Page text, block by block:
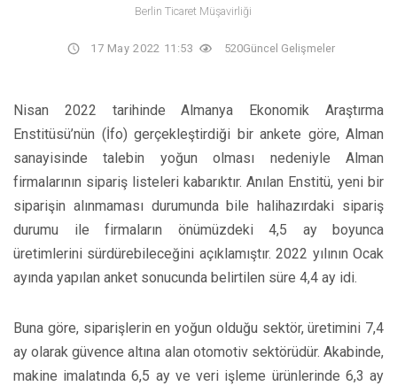
Berlin Ticaret Müşavirliği
17 May 2022 11:53 520Güncel Gelişmeler
Nisan 2022 tarihinde Almanya Ekonomik Araştırma
Enstitüsü’nün (İfo) gerçekleştirdiği bir ankete göre, Alman
sanayisinde talebin yoğun olması nedeniyle Alman
firmalarının sipariş listeleri kabarıktır. Anılan Enstitü, yeni bir
siparişin alınmaması durumunda bile halihazırdaki sipariş
durumu ile firmaların önümüzdeki 4,5 ay boyunca
üretimlerini sürdürebileceğini açıklamıştır. 2022 yılının Ocak
ayında yapılan anket sonucunda belirtilen süre 4,4 ay idi.
Buna göre, siparişlerin en yoğun olduğu sektör, üretimini 7,4
ay olarak güvence altına alan otomotiv sektörüdür. Akabinde,
makine imalatında 6,5 ay ve veri işleme ürünlerinde 6,3 ay